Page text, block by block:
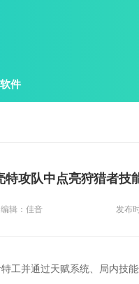
件
特攻队中点亮狩猎者技
编辑： 佳音 发布
工并通过天赋系统、局内技